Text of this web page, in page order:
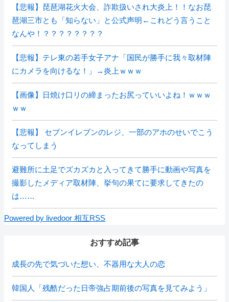
【悲報】琵琶湖花火大会、詐欺扱いされ大炎上！！なお琵
琶湖三市とも「知らない」と公式声明←これどう言うこと
なんや！？？？？？？？？
【悲報】テレ東の若手女子アナ「国民が勝手に我々取材陣
にカメラを向けるな！」→炎上ｗｗｗ
【画像】日焼け口リの締まったお尻っていいよね！ｗｗｗ
ｗｗ
【悲報】 セブンイレブンのレジ、一部のアホのせいでこう
なってしまう
避難所に土足でズカズカと入ってきて勝手に動画や写真を
撮影したメディア取材陣、挙句の果てに要求してきたの
は……
Powered by livedoor 相互RSS
おすすめ記事
成長の先で気づいた想い、不器用な大人の恋
韓国人「残酷だった日帝強占期前後の写真を見てみよう」